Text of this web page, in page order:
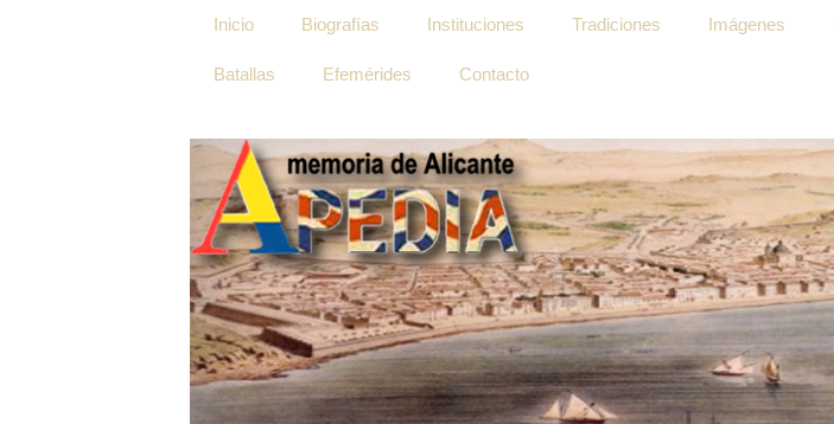
Inicio Biografías Instituciones Tradiciones Imágenes
Batallas Efemérides Contacto